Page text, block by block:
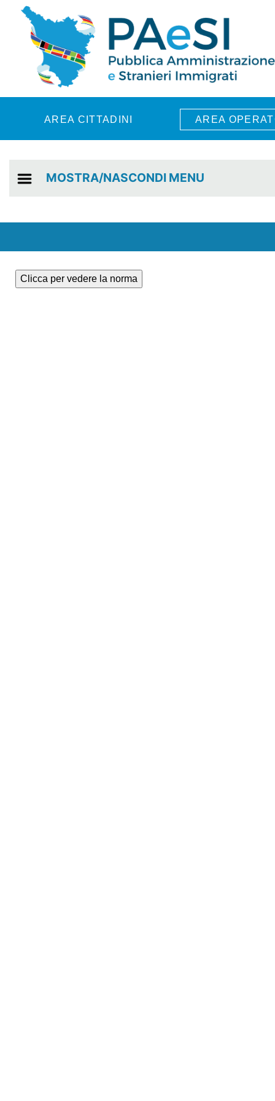
Skip to main content
AREA CITTADINI AREA
MOSTRA/NASCONDI MENU
Clicca per vedere la norma